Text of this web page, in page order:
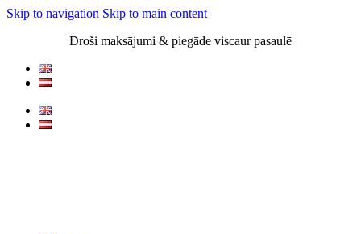
Skip to navigation Skip to main content
Droši maksājumi & piegāde viscaur pasaulē